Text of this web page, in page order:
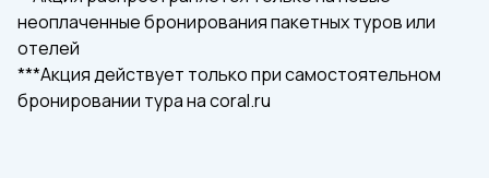
неоплаченные бронирования пакетных туров или
отелей
***Акция действует только при самостоятельном
бронировании тура на coral.ru